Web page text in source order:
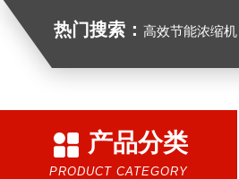
热门搜索： 高效节能浓缩机
产品分类
PRODUCT CATEGORY